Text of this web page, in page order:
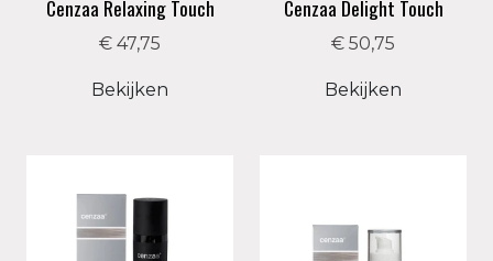
valkruid, jeneverbes en sint-janskruid.
Cenzaa Relaxing Touch
€ 47,75
Bekijken
Cenzaa Delight Touch
€ 50,75
Bekijken